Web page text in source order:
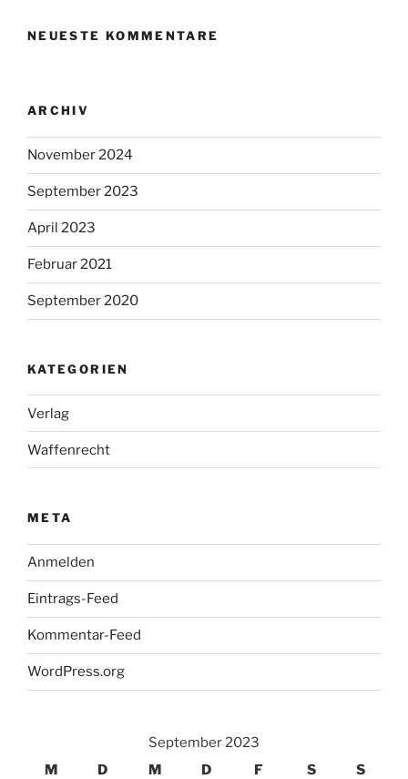
NEUESTE KOMMENTARE
ARCHIV
November 2024
September 2023
April 2023
Februar 2021
September 2020
KATEGORIEN
Verlag
Waffenrecht
META
Anmelden
Eintrags-Feed
Kommentar-Feed
WordPress.org
September 2023
M
D M D F S S